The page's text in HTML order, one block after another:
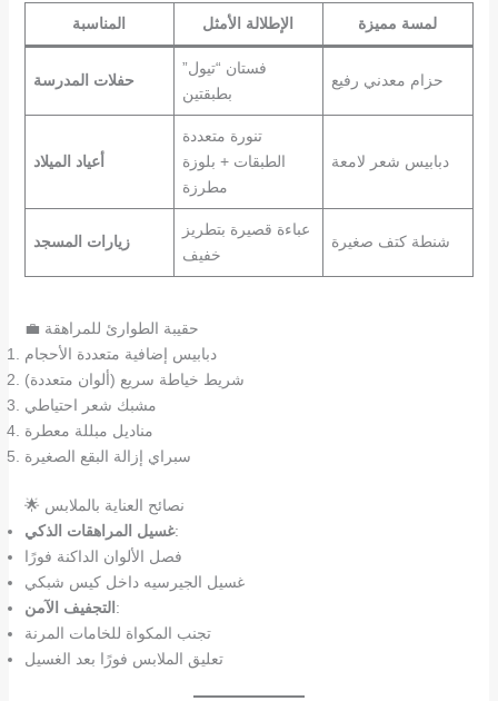
المناسبة
الإطلالة الأمثل لمسة مميزة
حفلات المدرسة
فستان “تيول”
بطبقتين
حزام معدني رفيع
أعياد الميلاد
تنورة متعددة
الطبقات + بلوزة
مطرزة
دبابيس شعر لامعة
زيارات المسجد
عباءة قصيرة بتطريز
خفيف
شنطة كتف صغيرة
💼 حقيبة الطوارئ للمراهقة
دبابيس إضافية متعددة الأحجام
شريط خياطة سريع (ألوان متعددة)
مشبك شعر احتياطي
مناديل مبللة معطرة
سبراي إزالة البقع الصغيرة
🌟 نصائح العناية بالملابس
غسيل المراهقات الذكي:
فصل الألوان الداكنة فورًا
غسيل الجيرسيه داخل كيس شبكي
التجفيف الآمن :
تجنب المكواة للخامات المرنة
تعليق الملابس فورًا بعد الغسيل